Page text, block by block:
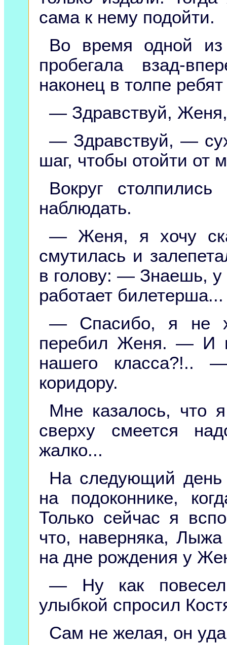
сама к нему подойти.
Во время одной из
пробегала взад-
наконец в толпе
— Здравствуй,
— Здравствуй, —
шаг, чтобы отойти от
Вокруг
наблюдать.
— Женя, я хочу
смутилась и
в голову: — Знаешь, у
работает
— Спасибо, я не
перебил Женя. — И
нашего
коридору.
Мне казалось, что
сверху смеется
жалко...
На следующий день
на подоконнике,
Только сейчас я
что, наверняка,
на дне рождения у
— Ну как
улыбкой спросил
Сам не желая, он